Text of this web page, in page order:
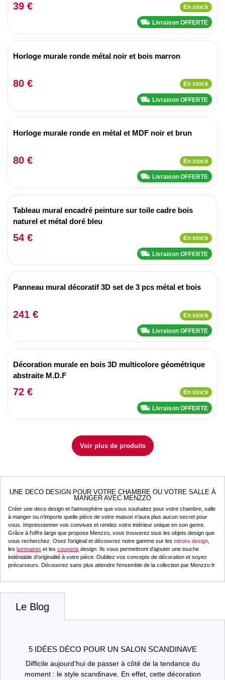
39 € En stock
Livraison OFFERTE
Horloge murale ronde métal noir et bois marron
80 € En stock
Livraison OFFERTE
Horloge murale ronde en métal et MDF noir et brun
80 € En stock
Livraison OFFERTE
Tableau mural encadré peinture sur toile cadre bois
naturel et métal doré bleu
54 € En stock
Livraison OFFERTE
Panneau mural décoratif 3D set de 3 pcs métal et bois
241 € En stock
Livraison OFFERTE
Décoration murale en bois 3D multicolore géométrique
abstraite M.D.F
72 € En stock
Livraison OFFERTE
Voir plus de produits
UNE DECO DESIGN POUR VOTRE CHAMBRE OU VOTRE SALLE À
MANGER AVEC MENZZO
Créer une deco design et l'atmosphère que vous souhaitez pour votre chambre, salle
à manger ou n'importe quelle pièce de votre maison n'aura plus aucun secret pour
vous. Impressionner vos convives et rendez votre intérieur unique en son genre.
Grâce à l'offre large que propose Menzzo, vous trouverez tous les objets design que
vous recherchez. Osez l'original et découvrez notre gamme sur les miroirs design
les luminaires et les couverts design. Ils vous permettront d'ajouter une touche
indéniable d'originalité à votre pièce. Oubliez vos concepts de décoration et soyez
précurseurs. Découvrez sans plus attendre l'ensemble de la collection par Menzzo.fr
Le Blog
5 IDÉES DÉCO POUR UN SALON SCANDINAVE
Difficile aujourd’hui de passer à côté de la tendance du
moment : le style scandinave. En effet, cette décoration